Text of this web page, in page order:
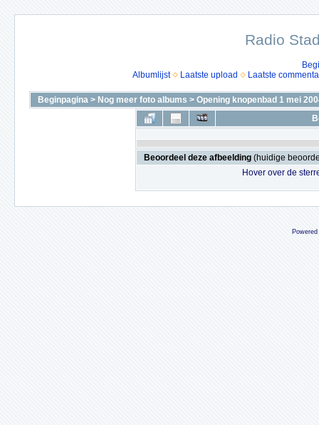
Radio
Albumlijst
Laatste upload Laatste
Beginpagina > Nog meer foto albums > Opening knopenbad 1 mei
Beoordeel deze afbeelding (huidige
Hover over de